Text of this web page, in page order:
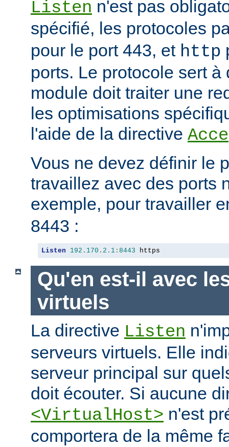
Listen n'est pas
spécifié, les protocoles
pour le port 443, et http
ports. Le protocole sert à
module doit traiter une
les optimisations
l'aide de la directive
Vous ne devez définir le
travaillez avec des ports
exemple, pour travailler
8443 :
Listen 192.170 . 2.1 : 8443 https
Qu'en est-il avec
virtuels
La directive Listen
serveurs virtuels. Elle
serveur principal sur
doit écouter. Si aucune
<VirtualHost> n'est
comportera de la même